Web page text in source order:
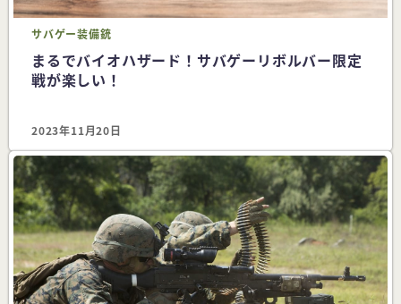
サバゲー装備銃
まるでバイオハザード！サバゲーリボルバー限定
戦が楽しい！
2023年11月20日